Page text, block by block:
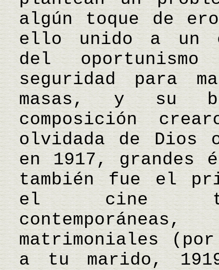
algún toque de
ello unido a un
del
seguridad para
masas, y su
composición
olvidada de Dios
en 1917, grandes
también fue el
el cine
matrimoniales
a tu marido,